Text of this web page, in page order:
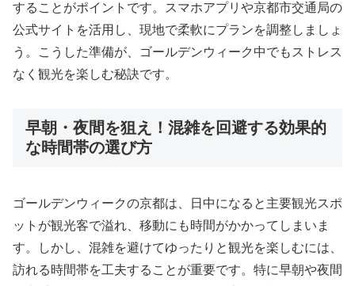
することがポイントです。スマホアプリや京都市交通局の
公式サイトを活用し、現地で柔軟にプランを調整しましょ
う。こうした準備が、ゴールデンウィーク中でもストレス
なく観光を楽しむ秘訣です。
早朝・夜間を狙え！混雑を回避する効果的
な時間帯の選び方
ゴールデンウィークの京都は、日中になると主要観光スポ
ットが観光客で溢れ、移動にも時間がかかってしまいま
す。しかし、混雑を避けてゆったりと観光を楽しむには、
訪れる時間帯を工夫することが重要です。特に早朝や夜間